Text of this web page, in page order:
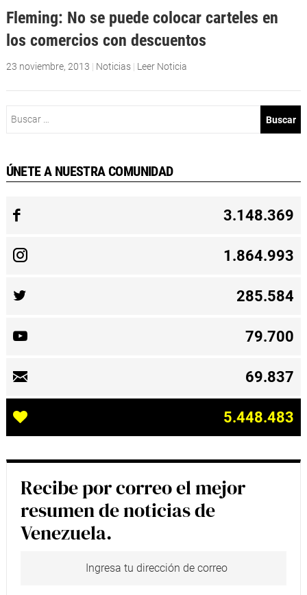
Fleming: No se puede colocar carteles en
los comercios con descuentos
23 noviembre, 2013 | Noticias | Leer Noticia
ÚNETE A NUESTRA COMUNIDAD
3.148.369
1.864.993
285.584
79.700
69.837
5.448.483
Recibe por correo el mejor
resumen de noticias de
Venezuela.